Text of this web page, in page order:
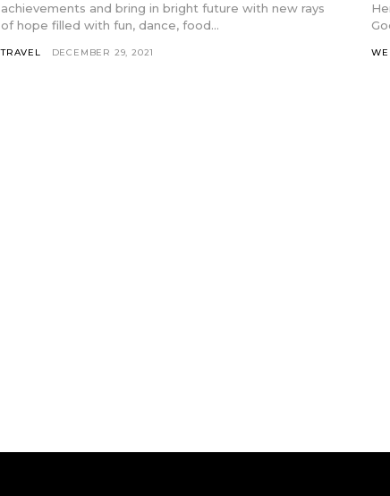
achievements and bring in bright future with new rays
of hope filled with fun, dance, food...
TRAVEL DECEMBER 29, 2021